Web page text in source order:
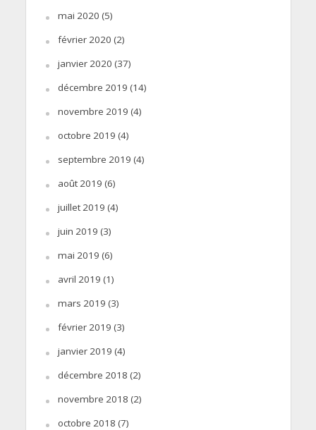
mai 2020 (5)
février 2020 (2)
janvier 2020 (37)
décembre 2019 (14)
novembre 2019 (4)
octobre 2019 (4)
septembre 2019 (4)
août 2019 (6)
juillet 2019 (4)
juin 2019 (3)
mai 2019 (6)
avril 2019 (1)
mars 2019 (3)
février 2019 (3)
janvier 2019 (4)
décembre 2018 (2)
novembre 2018 (2)
octobre 2018 (7)